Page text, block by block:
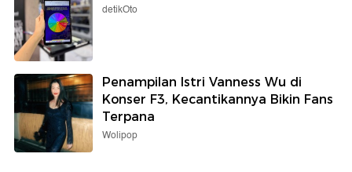
detikOto
Penampilan Istri Vanness Wu di
Konser F3, Kecantikannya Bikin Fans
Terpana
Wolipop